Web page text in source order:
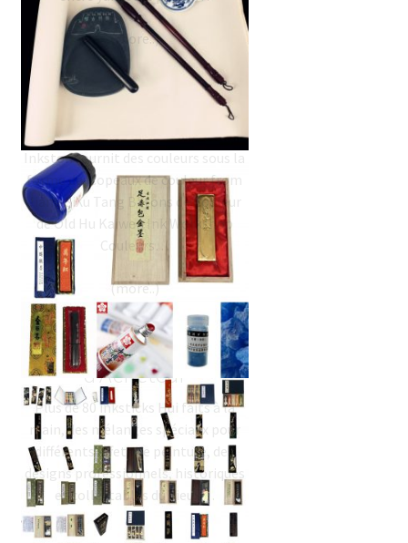
Inkston fournit des couleurs sous la
forme de: Copeaux de couleur from
Jiang SiXu Tang Bâtons de Couleur
de Old Hu Kaiwen Ink Workshop
Couleurs…
Bâton d’Encre – Guide
d’Acheteur
Plus de 80 inksticks Hui faits à la
main, des mélanges spéciaux pour
différents effets de peinture, des
designs professionnels, historiques
et collectables du Vieux…